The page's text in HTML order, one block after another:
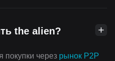
the alien?
покупки через рынок P2P